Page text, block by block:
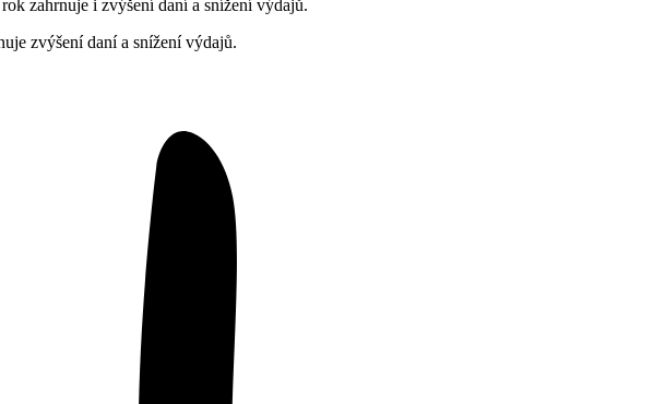
zahrnuje i zvýšení daní a snížení výdajů.
zvýšení daní a snížení výdajů.